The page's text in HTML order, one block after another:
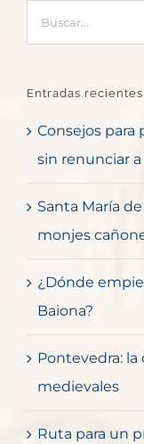
Entradas recientes
Consejos
sin renunciar
Santa María
monjes
¿Dónde
Baiona?
Pontevedra: la
medievales
Ruta para un